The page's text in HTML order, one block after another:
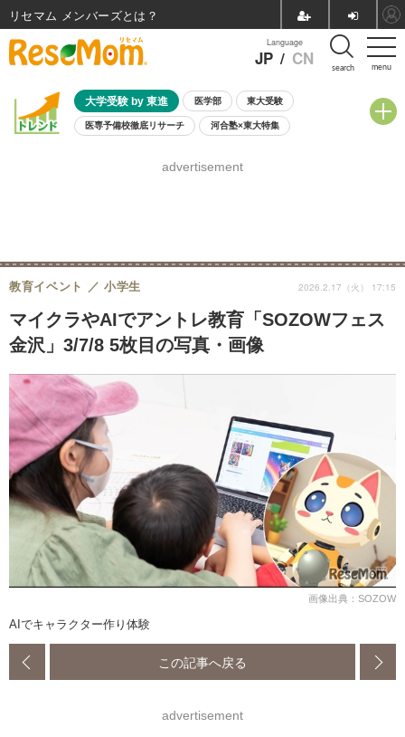
menu
Language
JP / CN search
大学受験 by 東進 医学部 東大受験
医専予備校徹底リサーチ 河合塾×東大特集
8月開催学校説明会・相談会
advertisement
マイクラやAIでアントレ教育「SOZOWフェス
金沢」3/7/8 5枚目の写真・画像
教育イベント 小学生 2026.2.17（火） 17:15
画像出典：SOZOW
AIでキャラクター作り体験
この記事へ戻る
advertisement
リセマム メンバーズ